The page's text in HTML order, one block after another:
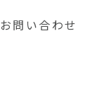
お問い合わせ